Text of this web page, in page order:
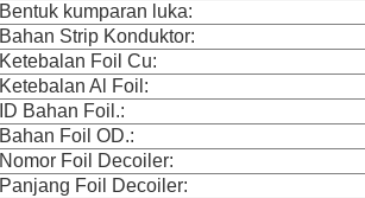
Bentuk kumparan luka:
Bahan Strip Konduktor:
Ketebalan Foil Cu:
Ketebalan Al Foil:
ID Bahan Foil.:
Bahan Foil OD.:
Nomor Foil Decoiler:
Panjang Foil Decoiler: